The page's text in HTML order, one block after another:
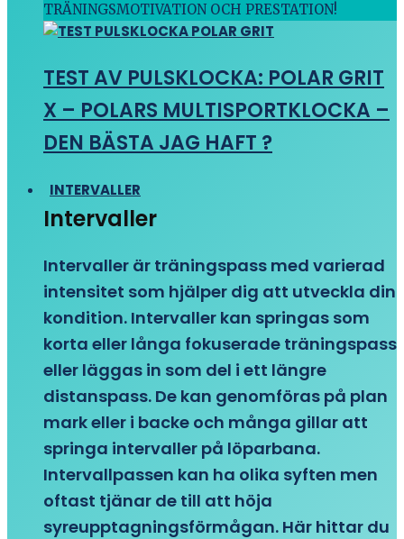
TRÄNINGSMOTIVATION OCH PRESTATION!
TEST AV PULSKLOCKA: POLAR GRIT
X – POLARS MULTISPORTKLOCKA –
DEN BÄSTA JAG HAFT ?
INTERVALLER
Intervaller
Intervaller är träningspass med varierad
intensitet som hjälper dig att utveckla din
kondition. Intervaller kan springas som
korta eller långa fokuserade träningspass
eller läggas in som del i ett längre
distanspass. De kan genomföras på plan
mark eller i backe och många gillar att
springa intervaller på löparbana.
Intervallpassen kan ha olika syften men
oftast tjänar de till att höja
syreupptagningsförmågan. Här hittar du